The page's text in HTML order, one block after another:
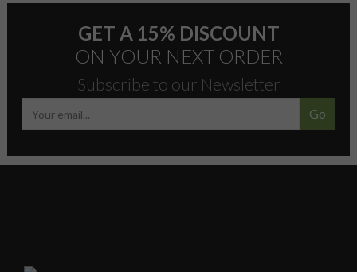
GET A 15% DISCOUNT
ON YOUR NEXT ORDER
Subscribe to our Newsletter
Go